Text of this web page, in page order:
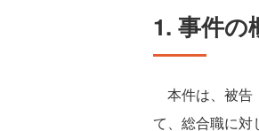
1. 事件の
本件は、被告
て、総合職に